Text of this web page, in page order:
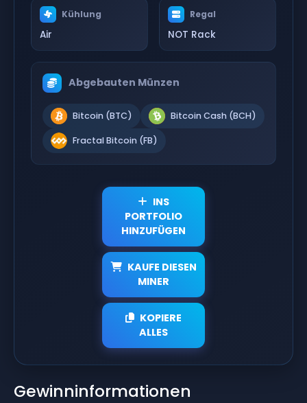
Kühlung
Air
Regal
NOT Rack
Abgebauten Münzen
Bitcoin (BTC) Bitcoin Cash (BCH)
Fractal Bitcoin (FB)
INS
PORTFOLIO
HINZUFÜGEN
KAUFE DIESEN
MINER
KOPIERE
ALLES
Gewinninformationen